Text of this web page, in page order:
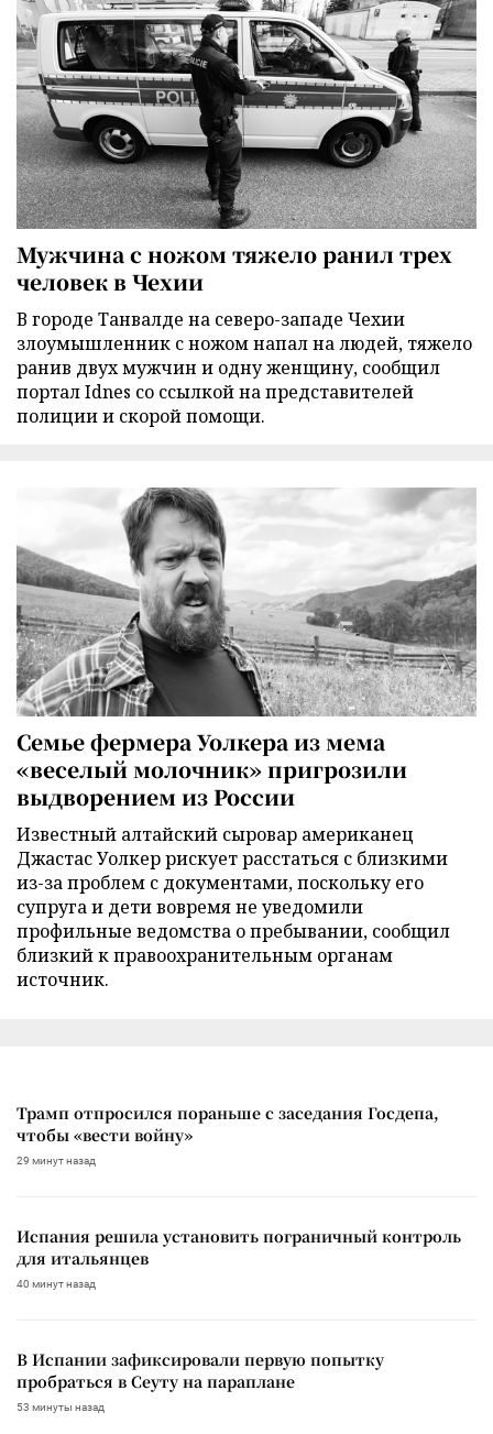
Мужчина с ножом тяжело ранил трех
человек в Чехии
В городе Танвалде на северо-западе Чехии
злоумышленник с ножом напал на людей, тяжело
ранив двух мужчин и одну женщину, сообщил
портал Idnes со ссылкой на представителей
полиции и скорой помощи.
Семье фермера Уолкера из мема
«веселый молочник» пригрозили
выдворением из России
Известный алтайский сыровар американец
Джастас Уолкер рискует расстаться с близкими
из-за проблем с документами, поскольку его
супруга и дети вовремя не уведомили
профильные ведомства о пребывании, сообщил
близкий к правоохранительным органам
источник.
Трамп отпросился пораньше с заседания Госдепа,
чтобы «вести войну»
29 минут назад
Испания решила установить пограничный контроль
для итальянцев
40 минут назад
В Испании зафиксировали первую попытку
пробраться в Сеуту на параплане
53 минуты назад